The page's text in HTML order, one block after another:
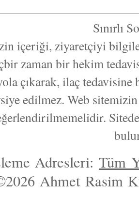
Sınırlı
içeriği, ziyaretçiyi
zaman bir hekim
çıkarak, ilaç
edilmez. Web
Adresleri:Tüm
Ahmet Rasim